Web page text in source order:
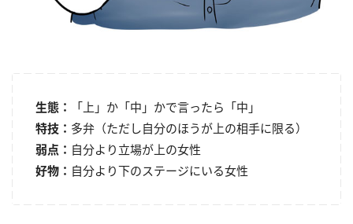
生態：
「上」か「中」かで言ったら「中」
特技： 多弁（ただし自分のほうが上の相手に限る）
弱点： 自分より立場が上の女性
好物： 自分より下のステージにいる女性